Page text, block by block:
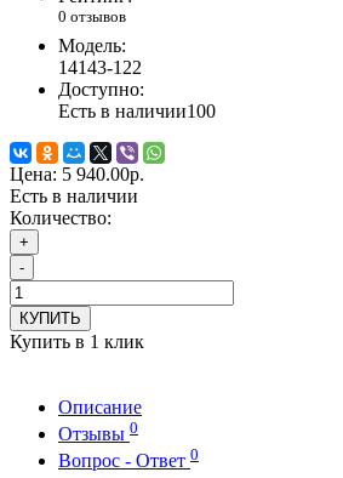
0 отзывов
Модель:
14143-122
Доступно:
Есть в наличии100
Цена: 5 940.00р.
Есть в наличии
Количество:
+
-
КУПИТЬ
Купить в 1 клик
Описание
Отзывы 0
Вопрос - Ответ 0